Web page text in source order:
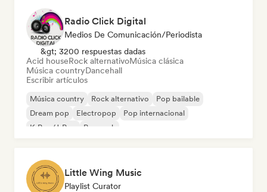
Radio Click Digital
Medios De Comunicación/Periodista
&gt; 3200 respuestas dadas
Acid houseRock alternativoMúsica clásica
Música countryDancehall
Escribir artículos
Música country Rock alternativo
Pop bailable
Dream pop
Electropop
Pop internacional
K-Pop/J-Pop
Pop rock
Little Wing Music
Playlist Curator